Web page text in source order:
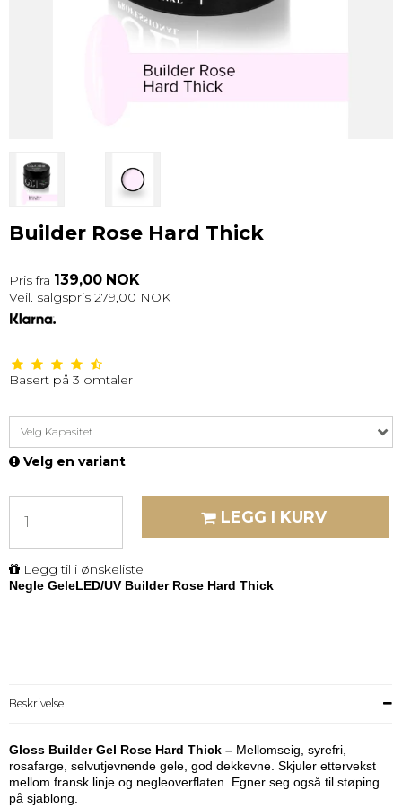
Builder Rose Hard Thick
Pris fra 139,00 NOK
Veil. salgspris 279,00 NOK
Basert på 3 omtaler
Velg Kapasitet
Velg en variant
LEGG I KURV
Legg til i ønskeliste
Negle GeleLED/UV Builder Rose Hard Thick
Beskrivelse
Gloss Builder Gel Rose Hard Thick – Mellomseig, syrefri,
rosafarge, selvutjevnende gele, god dekkevne. Skjuler ettervekst
mellom fransk linje og negleoverflaten. Egner seg også til støping
på sjablong.